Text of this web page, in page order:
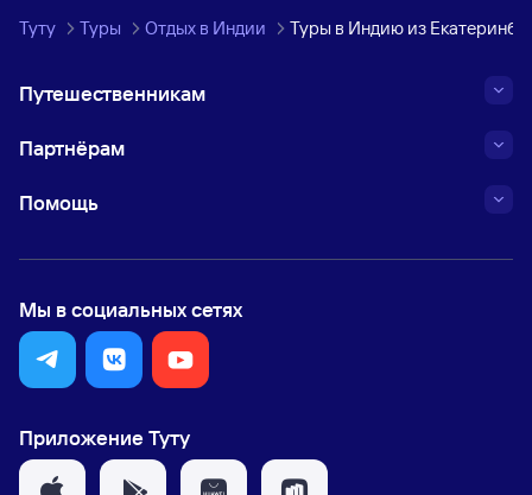
Туту Туры Отдых в Индии Туры в Индию из
Путешественникам
Партнёрам
Помощь
Мы в социальных сетях
Приложение Туту